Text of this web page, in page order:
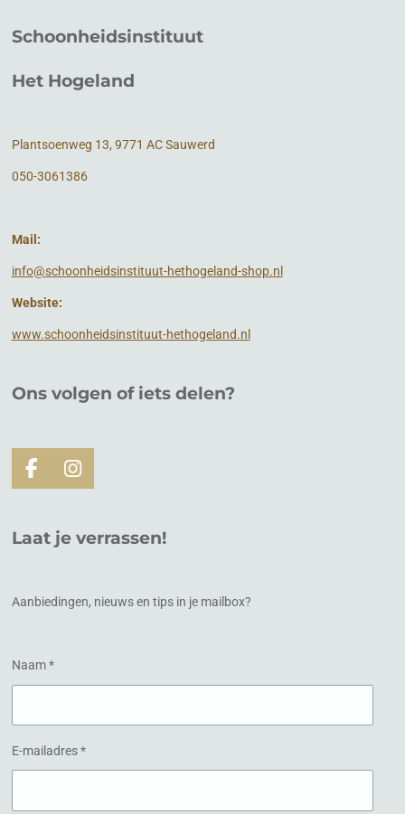
Schoonheidsinstituut
Het Hogeland
Plantsoenweg 13, 9771 AC Sauwerd
050-3061386
Mail:
info@schoonheidsinstituut-hethogeland-shop.nl
Website:
www.schoonheidsinstituut-hethogeland.nl
Ons volgen of iets delen?
F
a
e
b
k
I
n
t
a
a
Laat je verrassen!
Aanbiedingen, nieuws en tips in je mailbox?
Naam *
E-mailadres *